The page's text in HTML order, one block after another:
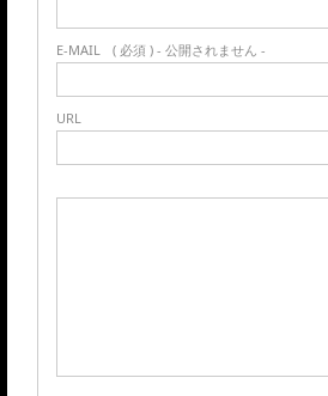
E-MAIL ( 必須 ) - 公開されません -
URL